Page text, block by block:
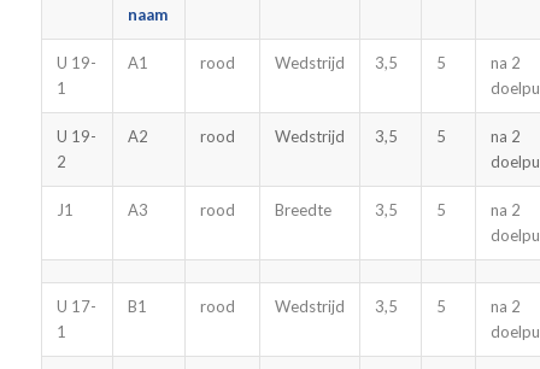
naam
U 19-
1
A1 rood Wedstrijd 3,5 5
na 2
U 19-
2
A2 rood Wedstrijd 3,5 5
na 2
J1 A3 rood Breedte 3,5 5
na 2
U 17-
1
B1 rood Wedstrijd 3,5 5
na 2